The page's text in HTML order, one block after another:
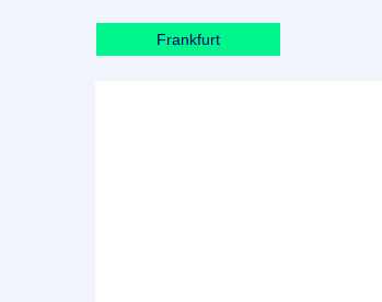
Frankfurt